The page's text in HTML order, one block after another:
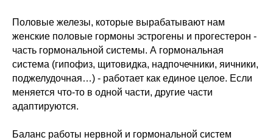
Половые железы, которые вырабатывают нам
женские половые гормоны эстрогены и прогестерон -
часть гормональной системы. А гормональная
система (гипофиз, щитовидка, надпочечники, яичники,
поджелудочная…) - работает как единое целое. Если
меняется что-то в одной части, другие части
адаптируются.
Баланс работы нервной и гормональной систем